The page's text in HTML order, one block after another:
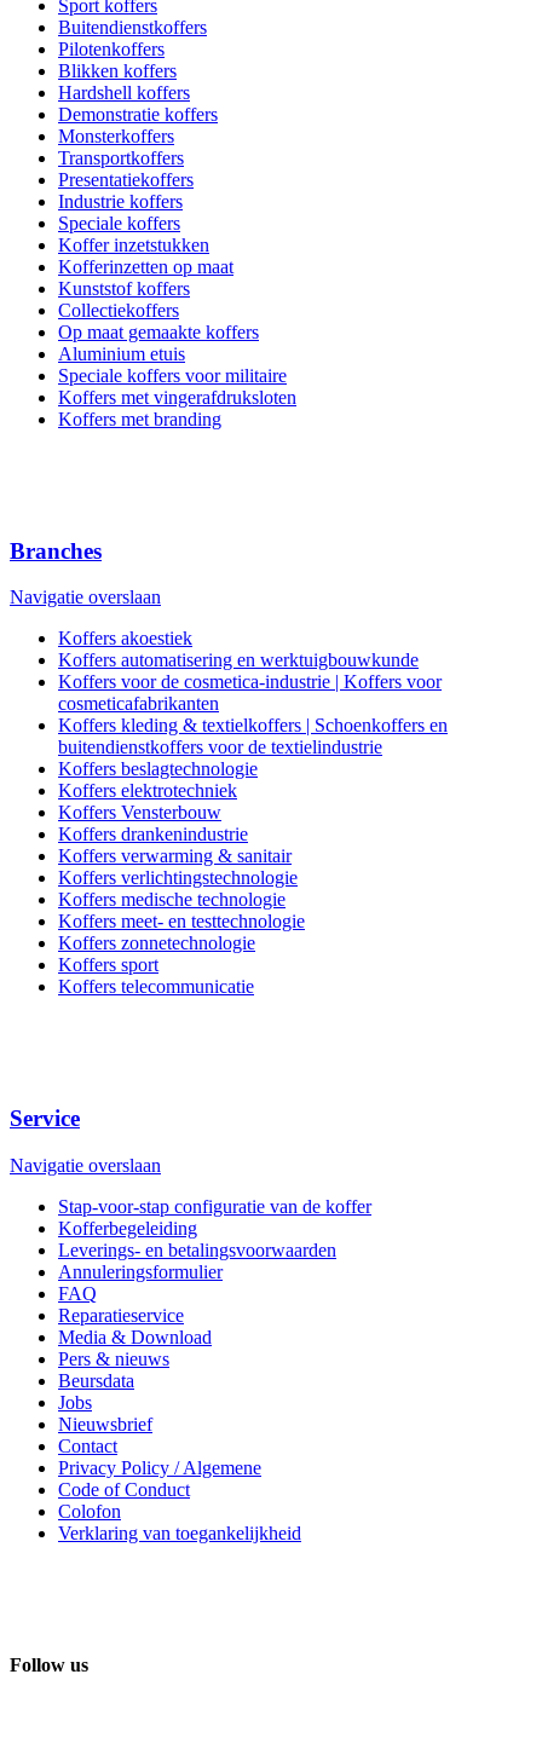
Sport koffers
Buitendienstkoffers
Pilotenkoffers
Blikken koffers
Hardshell koffers
Demonstratie koffers
Monsterkoffers
Transportkoffers
Presentatiekoffers
Industrie koffers
Speciale koffers
Koffer inzetstukken
Kofferinzetten op maat
Kunststof koffers
Collectiekoffers
Op maat gemaakte koffers
Aluminium etuis
Speciale koffers voor militaire
Koffers met vingerafdruksloten
Koffers met branding
Branches
Navigatie overslaan
Koffers akoestiek
Koffers automatisering en werktuigbouwkunde
Koffers voor de cosmetica-industrie | Koffers voor
cosmeticafabrikanten
Koffers kleding & textielkoffers | Schoenkoffers en
buitendienstkoffers voor de textielindustrie
Koffers beslagtechnologie
Koffers elektrotechniek
Koffers Vensterbouw
Koffers drankenindustrie
Koffers verwarming & sanitair
Koffers verlichtingstechnologie
Koffers medische technologie
Koffers meet- en testtechnologie
Koffers zonnetechnologie
Koffers sport
Koffers telecommunicatie
Service
Navigatie overslaan
Stap-voor-stap configuratie van de koffer
Kofferbegeleiding
Leverings- en betalingsvoorwaarden
Annuleringsformulier
FAQ
Reparatieservice
Media & Download
Pers & nieuws
Beursdata
Jobs
Nieuwsbrief
Contact
Privacy Policy / Algemene
Code of Conduct
Colofon
Verklaring van toegankelijkheid
Follow us